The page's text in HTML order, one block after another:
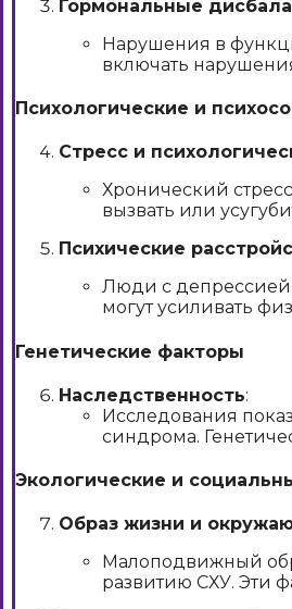
Гормональные
Нарушения в
включать
Психологические и
Стресс и
Хронический
вызвать или
Психические
Люди с
могут усиливать
Генетические факторы
Наследственность:
Исследования
синдрома.
Экологические и
Образ жизни и
Малоподвижный
развитию СХУ. Эти